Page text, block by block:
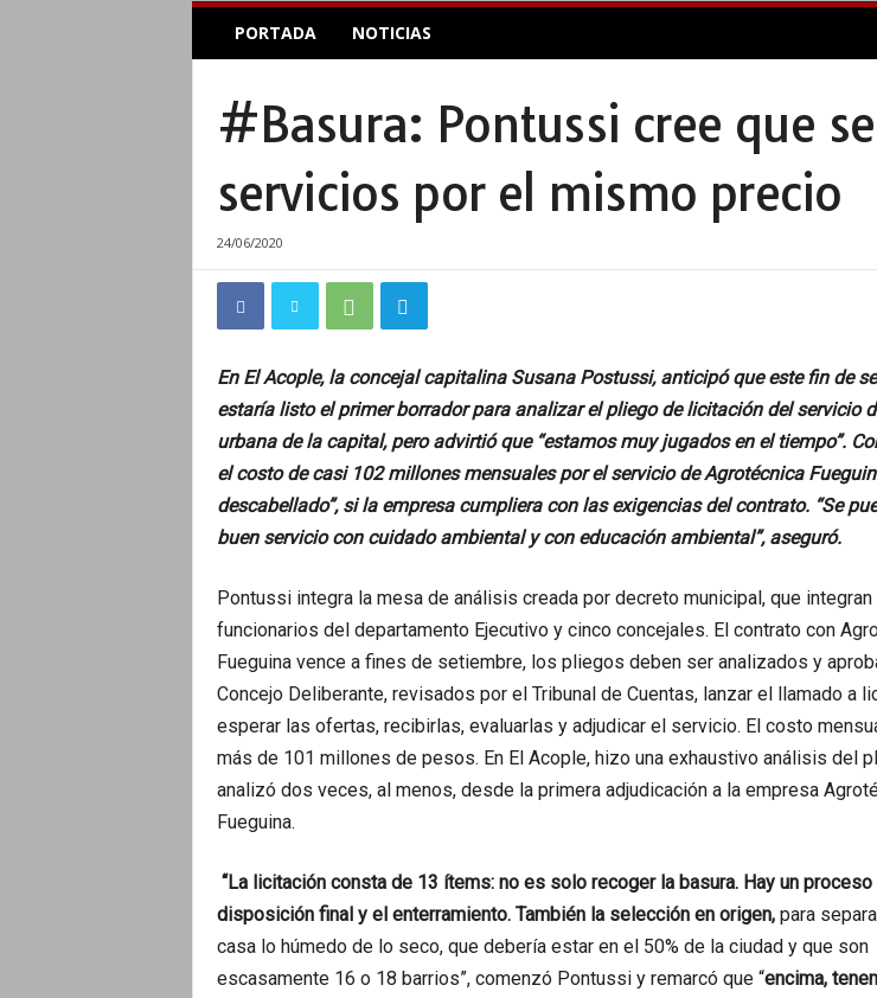
E
A
PORTADA NOTICIAS
#Basura: Pontussi cree que
servicios por el mismo precio
24/06/2020
En El Acople, la concejal capitalina Susana Postussi, anticipó que este fin de
estaría listo el primer borrador para analizar el pliego de licitación del servicio
urbana de la capital, pero advirtió que “estamos muy jugados en el tiempo”.
el costo de casi 102 millones mensuales por el servicio de Agrotécnica
descabellado”, si la empresa cumpliera con las exigencias del contrato. “Se
buen servicio con cuidado ambiental y con educación ambiental”, aseguró.
Pontussi integra la mesa de análisis creada por decreto municipal, que integran
funcionarios del departamento Ejecutivo y cinco concejales. El contrato con
Fueguina vence a fines de setiembre, los pliegos deben ser analizados y
Concejo Deliberante, revisados por el Tribunal de Cuentas, lanzar el llamado a
esperar las ofertas, recibirlas, evaluarlas y adjudicar el servicio. El costo
más de 101 millones de pesos. En El Acople, hizo una exhaustivo análisis del
analizó dos veces, al menos, desde la primera adjudicación a la empresa
Fueguina.
“La licitación consta de 13 ítems: no es solo recoger la basura. Hay un
disposición final y el enterramiento. También la selección en origen,para
casa lo húmedo de lo seco, que debería estar en el 50% de la ciudad y que son
escasamente 16 o 18 barrios”, comenzó Pontussi y remarcó que “encima,